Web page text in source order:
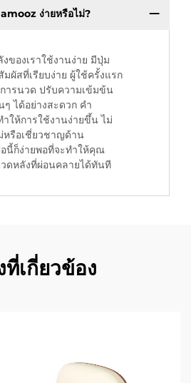
ง่ายหรือไม่?
ของเราใช้งานง่าย มีปุ่ม
ผัสที่เรียบง่าย ผู้ใช้ครั้งแรก
ารนวด ปรับความเข้มข้น
ได้อย่างสะดวก คำ
ให้การใช้งานง่ายขึ้น ไม่
หรือเชี่ยวชาญด้าน
อนี้ก็ง่ายพอที่จะทำให้คุณ
ดหลังที่ผ่อนคลายได้ทันที
ที่เกี่ยวข้อง